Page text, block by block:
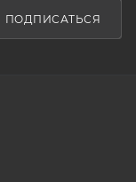
ПОДПИСАТЬСЯ